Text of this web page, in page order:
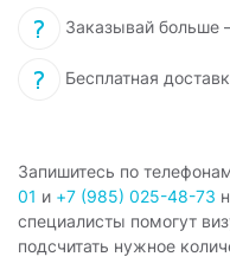
Заказывай больше
Бесплатная
Запишитесь по
01 и +7 (985) 025-48-73
специалисты помогут
подсчитать нужное